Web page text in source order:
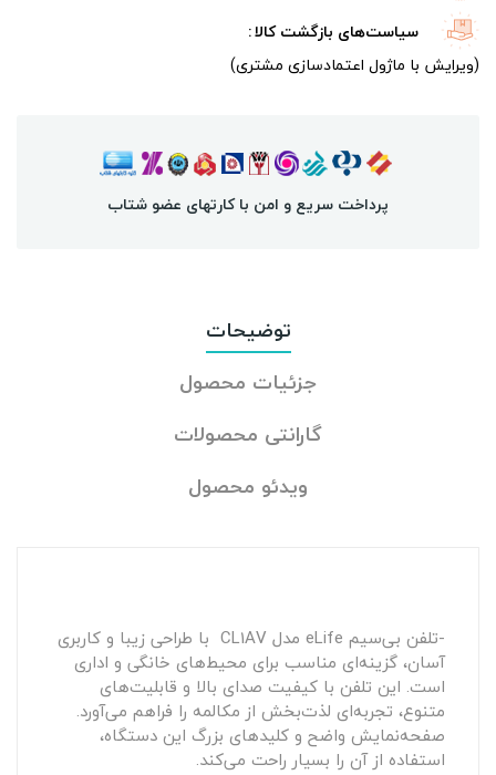
سیاست‌های بازگشت کالا
(ویرایش با ماژول اعتمادسازی مشتری)
پرداخت سریع و امن با کارتهای عضو شتاب
توضیحات
جزئیات محصول
گارانتی محصولات
ویدئو محصول
-تلفن بی‌سیم eLife مدل CL1AV با طراحی زیبا و کاربری
آسان، گزینه‌ای مناسب برای محیط‌های خانگی و اداری
است. این تلفن با کیفیت صدای بالا و قابلیت‌های
متنوع، تجربه‌ای لذت‌بخش از مکالمه را فراهم می‌آورد.
صفحه‌نمایش واضح و کلیدهای بزرگ این دستگاه،
استفاده از آن را بسیار راحت می‌کند.